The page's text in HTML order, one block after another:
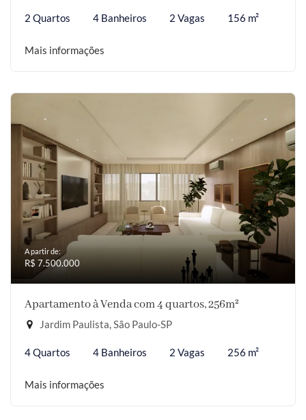
2 Quartos 4 Banheiros 2 Vagas 156 m²
Mais informações
A partir de:
R$ 7.500.000
Apartamento à Venda com 4 quartos, 256m²
Jardim Paulista, São Paulo-SP
4 Quartos 4 Banheiros 2 Vagas 256 m²
Mais informações